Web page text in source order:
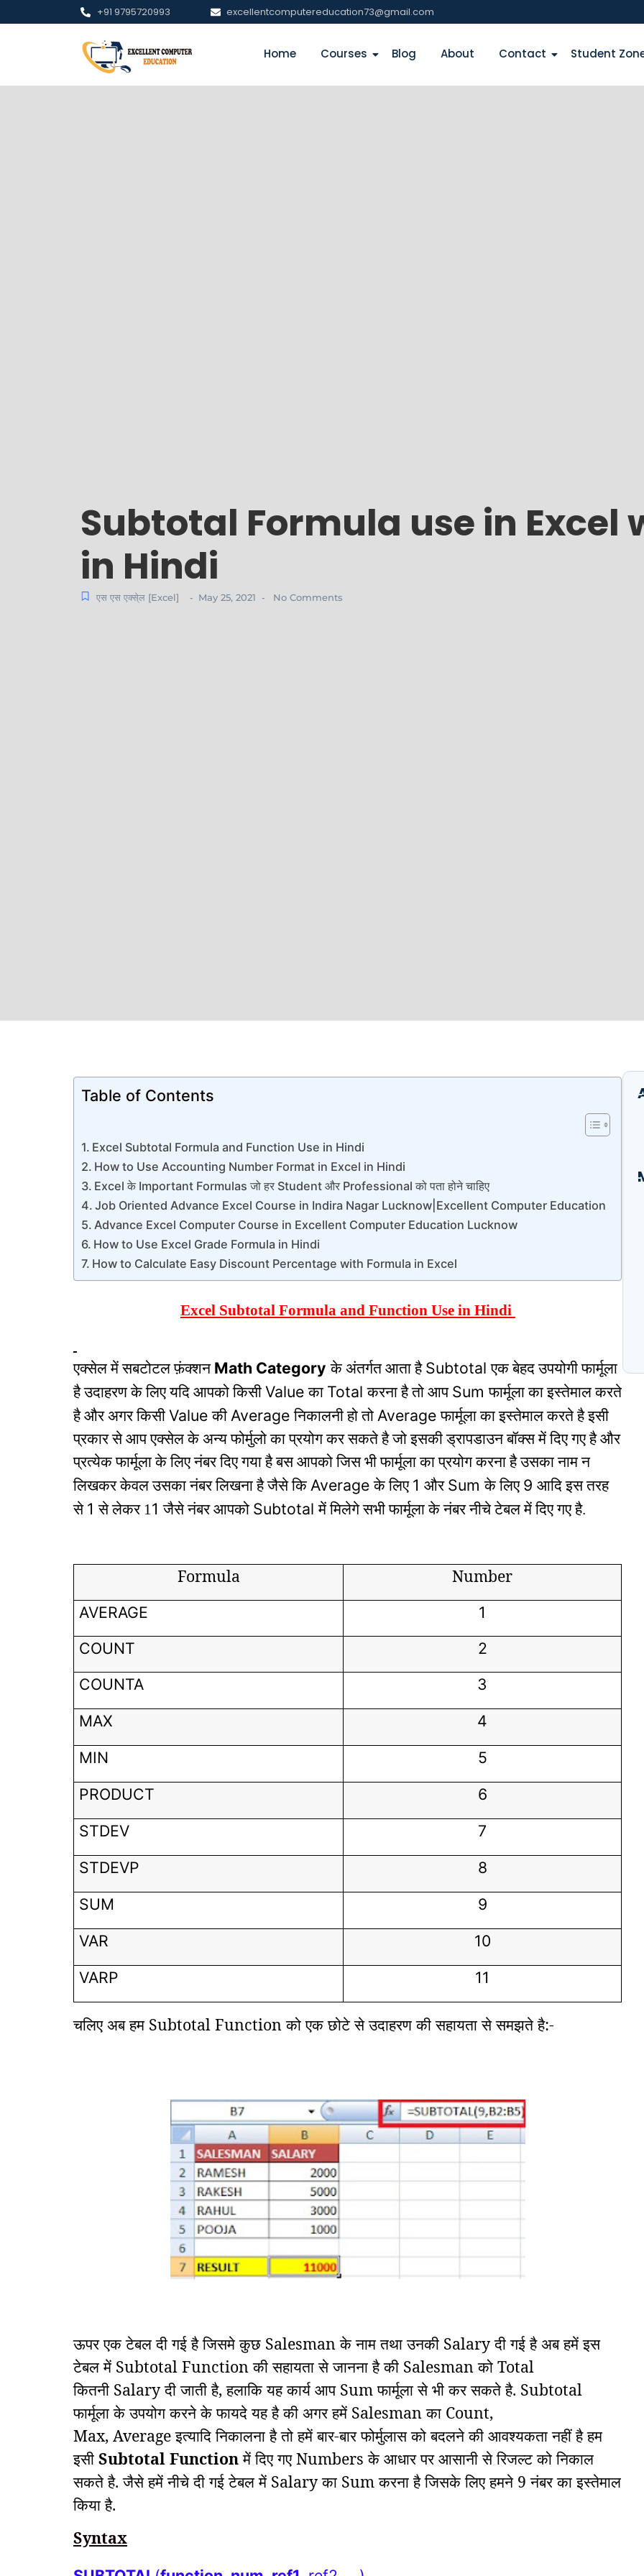
+91 9795720993 excellentcomputereducation73@gmail.com
Home Courses Blog About Contact Student
Subtotal Formula use in Excel
in Hindi
एस एस एक्से्ल [Excel] - May 25, 2021 - No Comments
Table of Contents
Excel Subtotal Formula and Function Use in Hindi
How to Use Accounting Number Format in Excel in Hindi
Excel के Important Formulas जो हर Student और Professional को पता होने चाहिए
Job Oriented Advance Excel Course in Indira Nagar Lucknow|Excellent Computer Education
Advance Excel Computer Course in Excellent Computer Education Lucknow
How to Use Excel Grade Formula in Hindi
How to Calculate Easy Discount Percentage with Formula in Excel
Excel Subtotal Formula and Function Use in Hindi
एक्सेल में सबटोटल फ़ंक्शन Math Category के अंतर्गत आता है Subtotalएक बेहद उपयोगी फार्मूला
है उदाहरण के लिए यदि आपको किसी Valueका Totalकरना है तो आप Sumफार्मूला का इस्तेमाल करते
है और अगर किसी Valueकी Averageनिकालनी हो तो Averageफार्मूला का इस्तेमाल करते है इसी
प्रकार से आप एक्सेल के अन्य फोर्मुलो का प्रयोग कर सकते है जो इसकी ड्रापडाउन बॉक्स में दिए गए है और
प्रत्येक फार्मूला के लिए नंबर दिए गया है बस आपको जिस भी फार्मूला का प्रयोग करना है उसका नाम न
लिखकर केवल उसका नंबर लिखना है जैसे कि Averageके लिए 1 और Sumके लिए 9 आदि इस तरह
से 1से लेकर 1 1जैसे नंबर आपको Subtotalमें मिलेगे सभी फार्मूला के नंबर नीचे टेबल में दिए गए है.
Formula Number
AVERAGE
1
COUNT
2
COUNTA
3
MAX
4
MIN
5
PRODUCT
6
STDEV
7
STDEVP
8
SUM
9
VAR
10
VARP
11
चलिए अब हम Subtotal Function को एक छोटे से उदाहरण की सहायता से समझते है:-
ऊपर एक टेबल दी गई है जिसमे कुछ Salesman के नाम तथा उनकी Salary दी गई है अब हमें इस
टेबल में Subtotal Function की सहायता से जानना है की Salesman को Total
कितनी Salary दी जाती है, हलाकि यह कार्य आप Sum फार्मूला से भी कर सकते है. Subtotal
फार्मूला के उपयोग करने के फायदे यह है की अगर हमें Salesman का Count,
Max, Average इत्यादि निकालना है तो हमें बार-बार फोर्मुलास को बदलने की आवश्यकता नहीं है हम
इसी Subtotal Functionमें दिए गए Numbers के आधार पर आसानी से रिजल्ट को निकाल
सकते है. जैसे हमें नीचे दी गई टेबल में Salary का Sum करना है जिसके लिए हमने 9 नंबर का इस्तेमाल
किया है.
Syntax